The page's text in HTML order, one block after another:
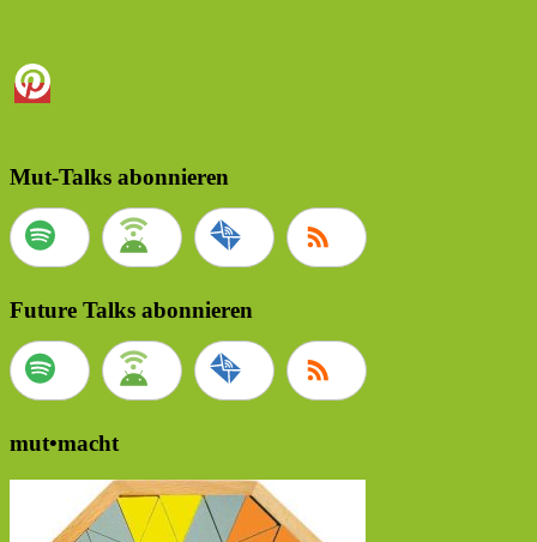
Mut-Talks abonnieren
Future Talks abonnieren
mut•macht